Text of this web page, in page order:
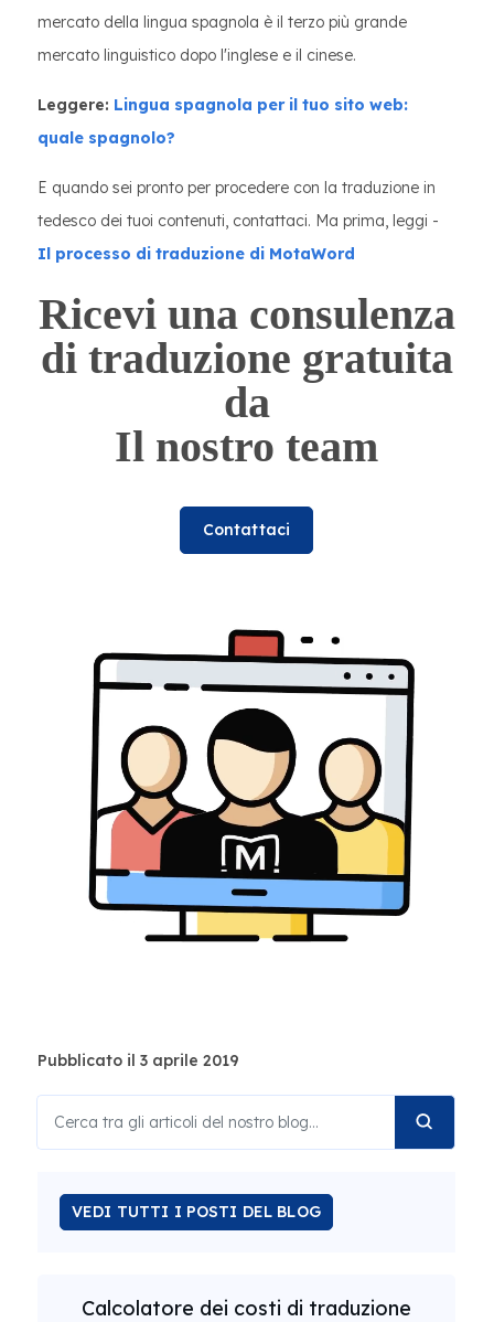
mercato della lingua spagnola è il terzo più grande
mercato linguistico dopo l'inglese e il cinese.
Leggere: Lingua spagnola per il tuo sito web:
quale spagnolo?
E quando sei pronto per procedere con la traduzione in
tedesco dei tuoi contenuti, contattaci. Ma prima, leggi -
Il processo di traduzione di MotaWord
Ricevi una consulenza
di traduzione gratuita
da
Il nostro team
Contattaci
Pubblicato il 3 aprile 2019
VEDI TUTTI I POSTI DEL BLOG
Calcolatore dei costi di traduzione